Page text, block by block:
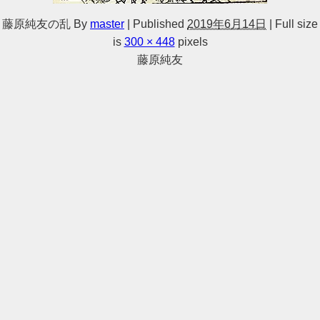
藤原純友の乱 By master Published 2019年6月14日
Full size
is 300 × 448pixels
藤原純友